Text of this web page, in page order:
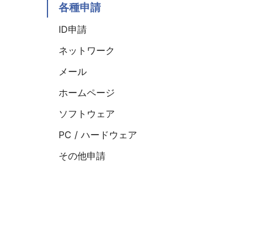
各種申請
ID申請
ネットワーク
メール
ホームページ
ソフトウェア
PC / ハードウェア
その他申請